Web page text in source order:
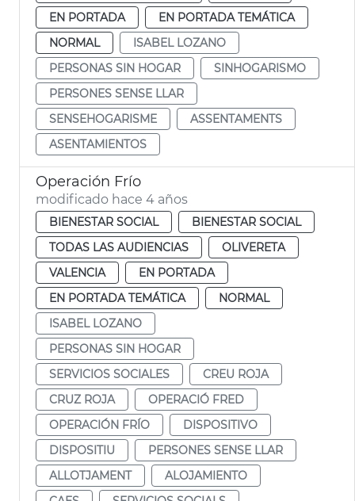
EN PORTADA
EN PORTADA TEMÁTICA
NORMAL
ISABEL LOZANO
PERSONAS SIN HOGAR
SINHOGARISMO
PERSONES SENSE LLAR
SENSEHOGARISME
ASSENTAMENTS
ASENTAMIENTOS
Operación Frío
modificado hace 4 años
BIENESTAR SOCIAL
BIENESTAR SOCIAL
TODAS LAS AUDIENCIAS
OLIVERETA
VALENCIA
EN PORTADA
EN PORTADA TEMÁTICA
NORMAL
ISABEL LOZANO
PERSONAS SIN HOGAR
SERVICIOS SOCIALES
CREU ROJA
CRUZ ROJA
OPERACIÓ FRED
OPERACIÓN FRÍO
DISPOSITIVO
DISPOSITIU
PERSONES SENSE LLAR
ALLOTJAMENT
ALOJAMIENTO